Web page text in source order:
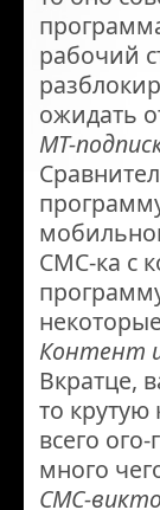
рабочий
ожидать
MT-
СМС-ка с
Контент
Вкратце,
то
всего
много
СМС-